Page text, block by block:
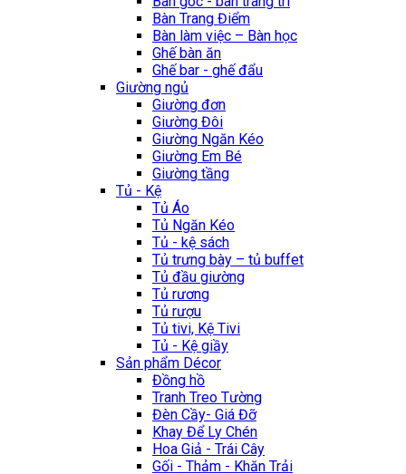
Bàn Trang Điểm
Bàn làm việc – Bàn học
Ghế bàn ăn
Ghế bar - ghế đẩu
Giường ngủ
Giường đơn
Giường Đôi
Giường Ngăn Kéo
Giường Em Bé
Giường tầng
Tủ - Kệ
Tủ Áo
Tủ Ngăn Kéo
Tủ - kệ sách
Tủ trưng bày – tủ buffet
Tủ đầu giường
Tủ rương
Tủ rượu
Tủ tivi, Kệ Tivi
Tủ - Kệ giầy
Sản phẩm Décor
Đồng hồ
Tranh Treo Tường
Đèn Cầy- Giá Đỡ
Khay Để Ly Chén
Hoa Giả - Trái Cây
Gối - Thảm - Khăn Trải